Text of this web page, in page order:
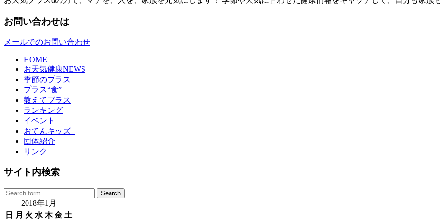
お問い合わせは
メールでのお問い合わせ
HOME
お天気健康NEWS
季節のプラス
プラス“食”
教えてプラス
ランキング
イベント
おてんキッズ+
団体紹介
リンク
サイト内検索
2018年1月
日
月 火 水 木 金 土